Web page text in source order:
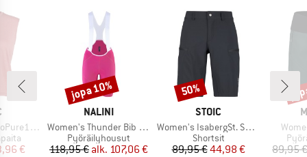
Tank
hinta
€
MERKKI
NALINI
Tuote
Women's Thunder Bib Short
Tuoteryhmä
Pyöräilyhousut
Hinta
118,95 € Alennettu hinta
alk. 107,06 €
Alennus
jopa 10%
MERKKI
STOIC
Tuote
Women's IsabergSt. Shorts
Tuoteryhmä
Shortsit
Hinta
89,95 €Alennettu hinta
44,98 €
Alennus
50%
Tuote
89,95 €